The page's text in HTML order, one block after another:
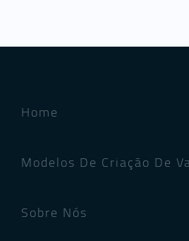
Home
Modelos De Criação De
Sobre Nós